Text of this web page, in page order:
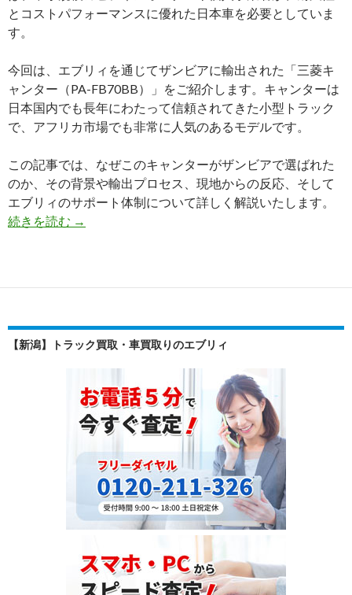
とコストパフォーマンスに優れた日本車を必要としていま
す。
今回は、エブリィを通じてザンビアに輸出された「三菱キ
ャンター（PA-FB70BB）」をご紹介します。キャンターは
日本国内でも長年にわたって信頼されてきた小型トラック
で、アフリカ市場でも非常に人気のあるモデルです。
この記事では、なぜこのキャンターがザンビアで選ばれた
のか、その背景や輸出プロセス、現地からの反応、そして
エブリィのサポート体制について詳しく解説いたします。
続きを読む ザ
躍
す
日
本
の
キ
ン
タ
→
【新潟】トラック買取・車買取りのエブリィ